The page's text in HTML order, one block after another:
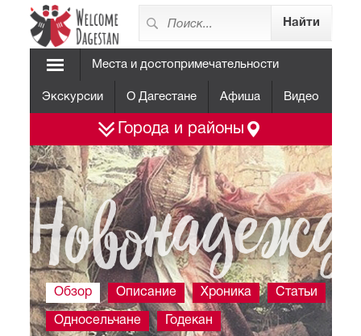
Места и достопримечательности
Экскурсии О Дагестане Афиша Видео
Города и районы
Обзор Описание Хроника Статьи
Односельчане Годекан